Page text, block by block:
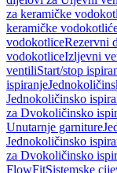
za keramičke
keramičke
vodokotliceRezervni
vodokotliceIzljevni
ventiliStart/stop
ispiranje
Jednokoličinsko
za Dvokoličinsko
Unutarnje garniture
Jednokoličinsko
za Dvokoličinsko
FlowFitSistemske